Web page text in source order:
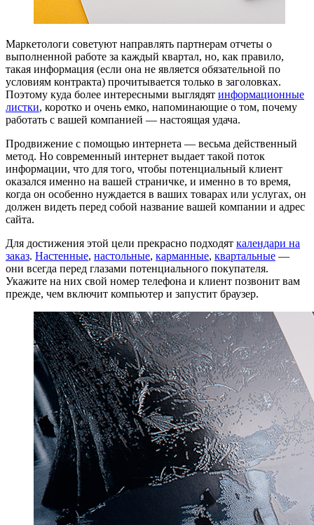
Маркетологи советуют направлять партнерам отчеты о
выполненной работе за каждый квартал, но, как правило,
такая информация (если она не является обязательной по
условиям контракта) прочитывается только в заголовках.
Поэтому куда более интересными выглядят информационные
листки, коротко и очень емко, напоминающие о том, почему
работать с вашей компанией — настоящая удача.
Продвижение с помощью интернета — весьма действенный
метод. Но современный интернет выдает такой поток
информации, что для того, чтобы потенциальный клиент
оказался именно на вашей страничке, и именно в то время,
когда он особенно нуждается в ваших товарах или услугах, он
должен видеть перед собой название вашей компании и адрес
сайта.
Для достижения этой цели прекрасно подходят календари на
заказ. Настенные, настольные, карманные, квартальные —
они всегда перед глазами потенциального покупателя.
Укажите на них свой номер телефона и клиент позвонит вам
прежде, чем включит компьютер и запустит браузер.